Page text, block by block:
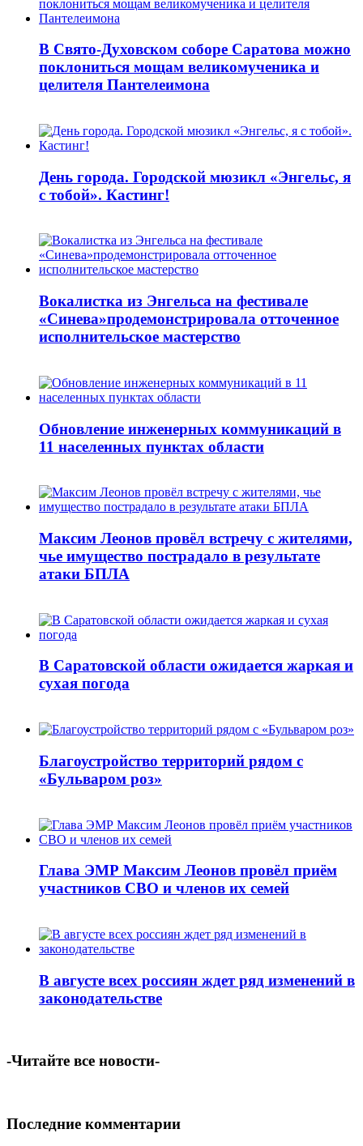
В Свято-Духовском соборе Саратова можно
поклониться мощам великомученика и
целителя Пантелеимона
День города. Городской мюзикл «Энгельс, я
с тобой». Кастинг!
Вокалистка из Энгельса на фестивале
«Синева»продемонстрировала отточенное
исполнительское мастерство
Обновление инженерных коммуникаций в
11 населенных пунктах области
Максим Леонов провёл встречу с жителями,
чье имущество пострадало в результате
атаки БПЛА
В Саратовской области ожидается жаркая и
сухая погода
Благоустройство территорий рядом с
«Бульваром роз»
Глава ЭМР Максим Леонов провёл приём
участников СВО и членов их семей
В августе всех россиян ждет ряд изменений в
законодательстве
-Читайте все новости-
Последние комментарии